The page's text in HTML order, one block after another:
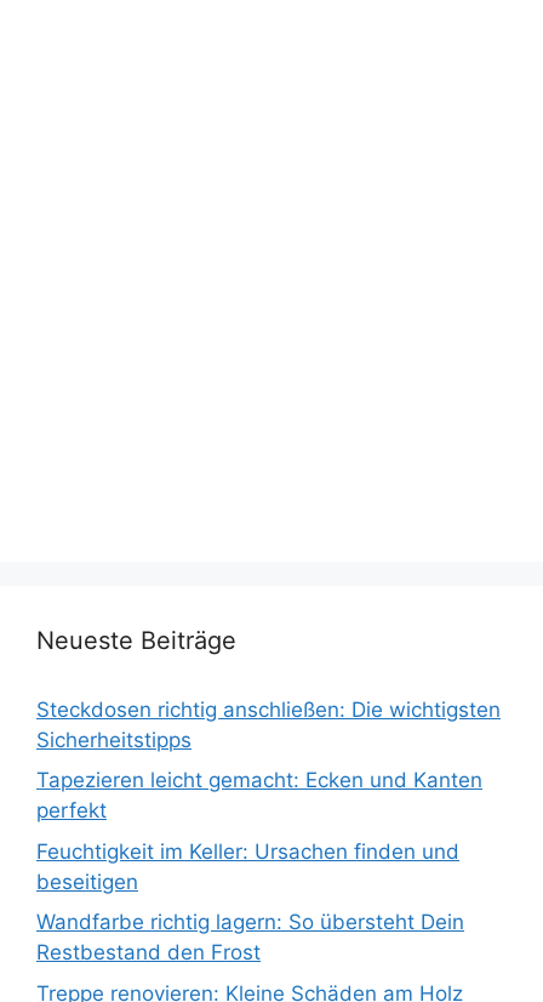
Neueste Beiträge
Steckdosen richtig anschließen: Die wichtigsten
Sicherheitstipps
Tapezieren leicht gemacht: Ecken und Kanten
perfekt
Feuchtigkeit im Keller: Ursachen finden und
beseitigen
Wandfarbe richtig lagern: So übersteht Dein
Restbestand den Frost
Treppe renovieren: Kleine Schäden am Holz